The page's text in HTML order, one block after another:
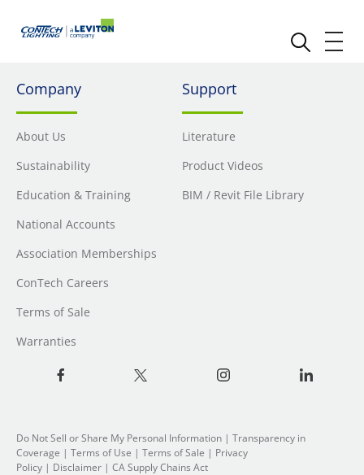
Company
About Us
Sustainability
Education & Training
National Accounts
Association Memberships
ConTech Careers
Terms of Sale
Warranties
Support
Literature
Product Videos
BIM / Revit File Library
Do Not Sell or Share My Personal Information | Transparency in
Coverage | Terms of Use | Terms of Sale | Privacy
Policy | Disclaimer | CA Supply Chains Act